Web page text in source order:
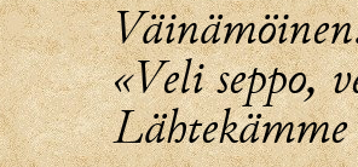
«Veli seppo,